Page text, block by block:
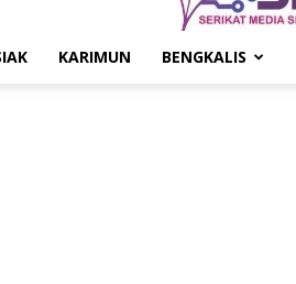
KARIMUN BENGKALIS